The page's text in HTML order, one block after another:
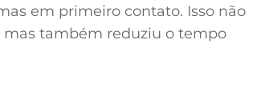
em primeiro contato. Isso não
mas também reduziu o tempo